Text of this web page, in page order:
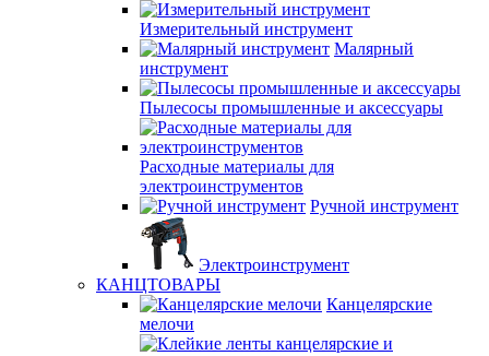
Измерительный инструмент
Малярный
инструмент
Пылесосы промышленные и аксессуары
Расходные материалы для
электроинструментов
Ручной инструмент
Электроинструмент
КАНЦТОВАРЫ
Канцелярские
мелочи